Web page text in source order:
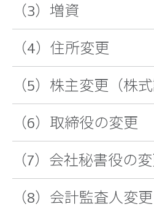
（3）増資
（4）住所変更
（5）株主変更（株式
（6）取締役の変更
（7）会社秘書役の
（8）会計監査人変更